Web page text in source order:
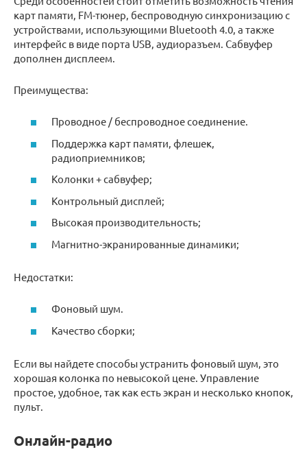
карт памяти, FM-тюнер, беспроводную синхронизацию с
устройствами, использующими Bluetooth 4.0, а также
интерфейс в виде порта USB, аудиоразъем. Сабвуфер
дополнен дисплеем.
Преимущества:
Проводное / беспроводное соединение.
Поддержка карт памяти, флешек,
радиоприемников;
Колонки + сабвуфер;
Контрольный дисплей;
Высокая производительность;
Магнитно-экранированные динамики;
Недостатки:
Фоновый шум.
Качество сборки;
Если вы найдете способы устранить фоновый шум, это
хорошая колонка по невысокой цене. Управление
простое, удобное, так как есть экран и несколько кнопок,
пульт.
Онлайн-радио